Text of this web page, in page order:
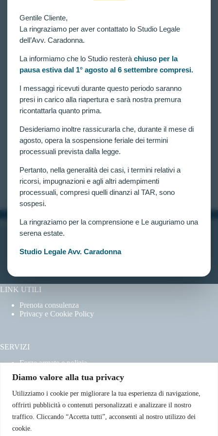
Diamo valore alla tua privacy
Utilizziamo i cookie per migliorare la tua esperienza di navigazione,
offrirti pubblicità o contenuti personalizzati e analizzare il nostro
traffico. Cliccando “Accetta tutti”, acconsenti al nostro utilizzo dei
cookie.
Gentile Cliente,
La ringraziamo per aver contattato lo Studio Legale
dell’Avv. Caradonna.
La informiamo che lo Studio resterà chiuso per la
pausa estiva dal 1° agosto al 6 settembre compresi.
I messaggi ricevuti durante questo periodo saranno
presi in carico alla riapertura e sarà nostra premura
ricontattarla quanto prima.
Desideriamo inoltre rassicurarla che, durante il mese di
agosto, opera la sospensione feriale dei termini
processuali prevista dalla legge.
Pertanto, nella generalità dei casi, i termini relativi a
ricorsi, impugnazioni e agli altri adempimenti
processuali, compresi quelli dinanzi al TAR, sono
sospesi.
La ringraziamo per la comprensione e Le auguriamo una
serena estate.
Studio Legale Avv. Caradonna
concorso 4918 allievi carabinieri: Nuovo
accoglimento al tar lazio. Ordinata Verificazione
Medica per Candidato Escluso per “note d’Ansia da
Prestazione”
Concorso per 4918 allievi carabinieri: il Tribunale
Amministrativo Regionale per il Lazio ha emesso
una significativa ordinanza che rappresenta un
ulteriore successo nell’ambito dei contenziosi relativi
candidato escluso per note d’ansia da prestazione.
CLAUDIA CARADONNA FEBBRAIO 12, 2026
INFORMAZIONI
Chi siamo
Contatti
LINK UTILI
Prenota consulenza
Privacy e Cookie Policy
SERVIZI
Forze armate e polizia
Concorsi pubblici
Pubblico impiego
Contratti con la pubblica amministrazione
Vittime del dovere ed equiparati